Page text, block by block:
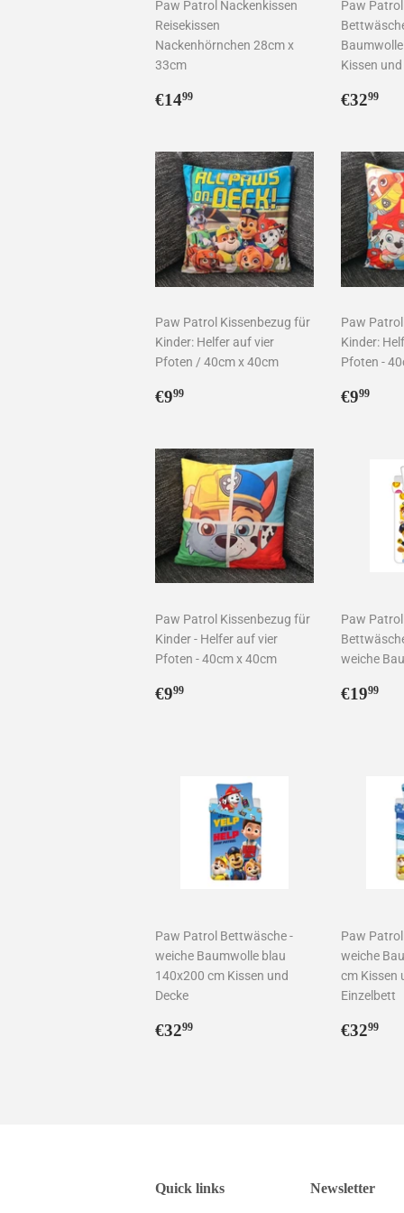
Paw Patrol Nackenkissen
Reisekissen
Nackenhörnchen 28cm x
33cm
Normaler
€1499
Paw
Kissen und
€3299
Paw Patrol Kissenbezug für
Kinder: Helfer auf vier
Pfoten / 40cm x 40cm
Normaler
€999
Paw
Kinder:
Pfoten -
€999
Paw Patrol Kissenbezug für
Kinder - Helfer auf vier
Pfoten - 40cm x 40cm
Normaler
€999
Paw
weiche
€1999
Paw Patrol Bettwäsche -
weiche Baumwolle blau
140x200 cm Kissen und
Decke
Normaler
€3299
Paw
weiche
cm Kissen
Einzelbett
€3299
Quick links Newsletter